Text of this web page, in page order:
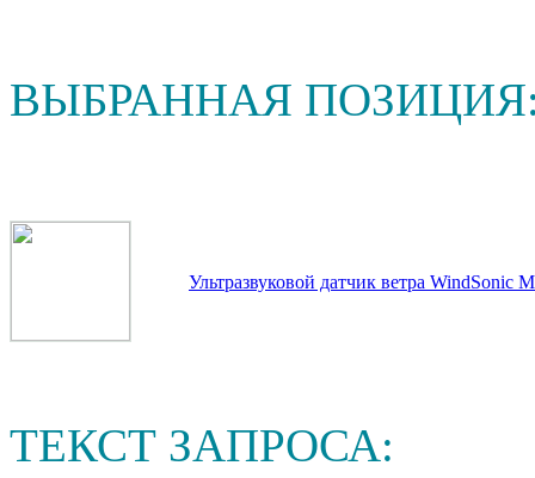
ВЫБРАННАЯ
Ультразвуковой датчик ветра WindSonic
ТЕКСТ ЗАПРОСА: